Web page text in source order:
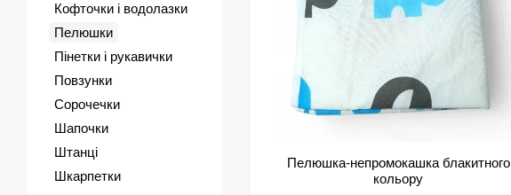
Пелюшка-непромокашка блакитного
кольору
Кофточки і водолазки
Пелюшки
Пінетки і рукавички
Повзунки
Сорочечки
Шапочки
Штанці
Шкарпетки